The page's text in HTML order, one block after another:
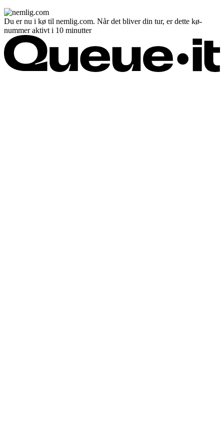
Du er nu i kø til nemlig.com. Når det bliver din tur, er dette kø-
nummer aktivt i 10 minutter